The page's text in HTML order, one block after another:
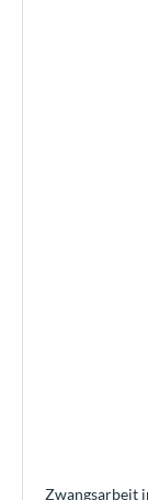
Zwangsarbeit